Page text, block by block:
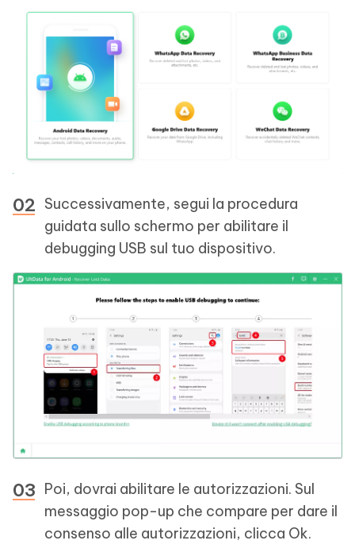
Successivamente, segui la procedura
guidata sullo schermo per abilitare il
debugging USB sul tuo dispositivo.
Poi, dovrai abilitare le autorizzazioni. Sul
messaggio pop-up che compare per dare il
consenso alle autorizzazioni, clicca Ok.